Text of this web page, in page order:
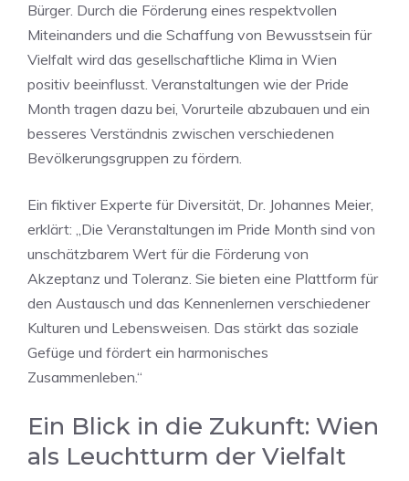
Bürger. Durch die Förderung eines respektvollen
Miteinanders und die Schaffung von Bewusstsein für
Vielfalt wird das gesellschaftliche Klima in Wien
positiv beeinflusst. Veranstaltungen wie der Pride
Month tragen dazu bei, Vorurteile abzubauen und ein
besseres Verständnis zwischen verschiedenen
Bevölkerungsgruppen zu fördern.
Ein fiktiver Experte für Diversität, Dr. Johannes Meier,
erklärt: „Die Veranstaltungen im Pride Month sind von
unschätzbarem Wert für die Förderung von
Akzeptanz und Toleranz. Sie bieten eine Plattform für
den Austausch und das Kennenlernen verschiedener
Kulturen und Lebensweisen. Das stärkt das soziale
Gefüge und fördert ein harmonisches
Zusammenleben.“
Ein Blick in die Zukunft: Wien
als Leuchtturm der Vielfalt